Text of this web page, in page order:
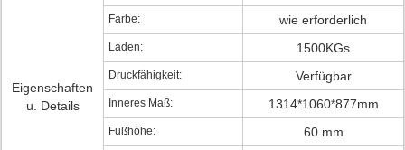
Eigenschaften
u. Details
Farbe: wie erforderlich
Laden: 1500KGs
Druckfähigkeit: Verfügbar
Inneres Maß: 1314*1060*877mm
Fußhöhe: 60 mm